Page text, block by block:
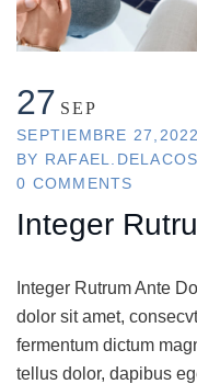
27 SEP
SEPTIEMBRE 27,2022
BY
0 COMMENTS
Integer
Integer Rutrum Ante
dolor sit amet,
fermentum dictum
tellus dolor, dapibus